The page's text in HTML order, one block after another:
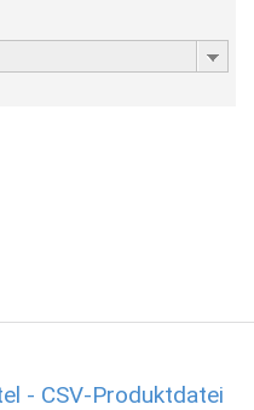
- CSV-Produktdatei